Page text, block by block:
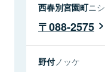
西春別宮園町ニ
088-2575
野付ノッケ